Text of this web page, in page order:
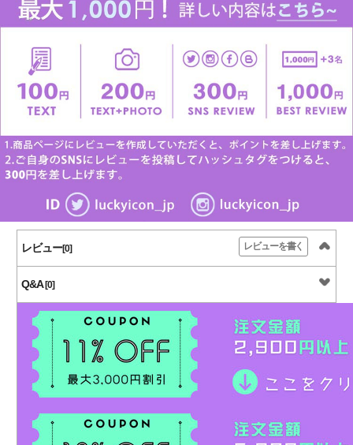
レビュー[0] レビューを書く
Q&A [0]